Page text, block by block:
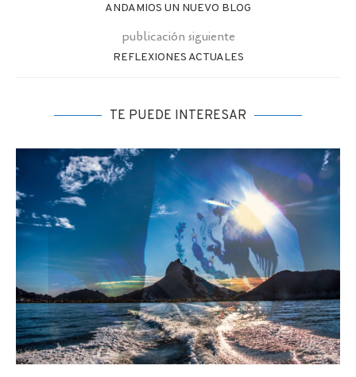
ANDAMIOS UN NUEVO BLOG
publicación siguiente
REFLEXIONES ACTUALES
TE PUEDE INTERESAR